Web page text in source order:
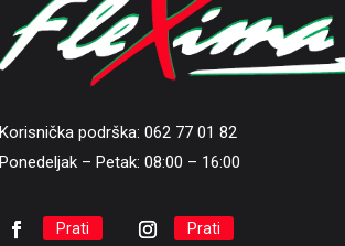
Korisnička podrška: 062 77 01 82
Ponedeljak – Petak: 08:00 – 16:00
Prati Prati